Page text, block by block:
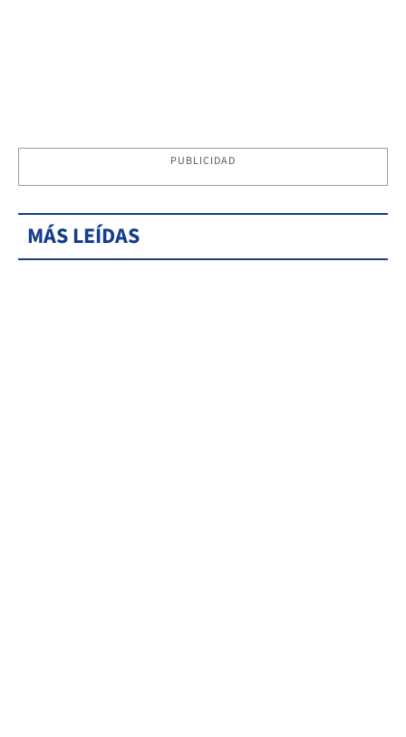
PUBLICIDAD
MÁS LEÍDAS